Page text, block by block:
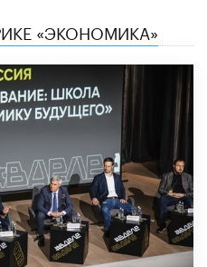
«ЭКОНОМИКА»